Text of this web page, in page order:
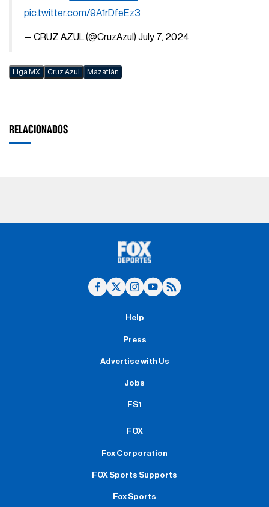
pic.twitter.com/9A1rDfeEz3
— CRUZ AZUL (@CruzAzul)July 7, 2024
Liga MX Cruz Azul Mazatlán
RELACIONADOS
Help
Press
Advertise with Us
Jobs
FS1
FOX
Fox Corporation
FOX Sports Supports
Fox Sports